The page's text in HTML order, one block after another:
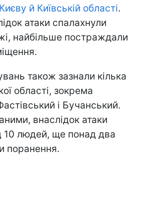
й Київській області.
атаки спалахнули
найбільше постраждали
також зазнали кілька
області, зокрема
і Бучанський.
внаслідок атаки
10 людей, ще понад два
поранення.